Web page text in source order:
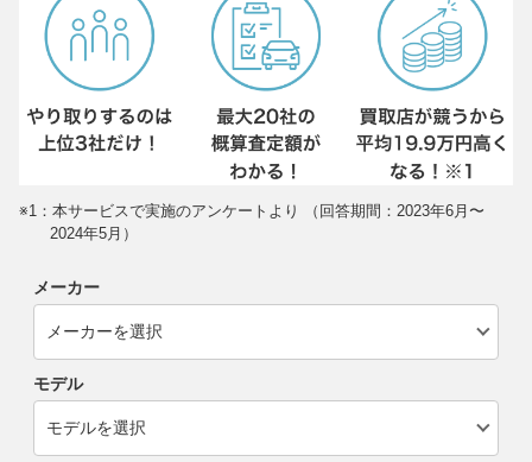
※1：本サービスで実施のアンケートより （回答期間：2023年6月〜
2024年5月）
メーカー
モデル